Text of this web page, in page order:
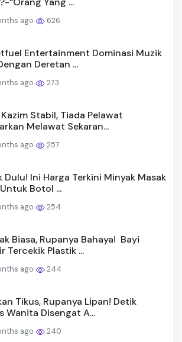
ago 626
Entertainment Dominasi Muzik
Deretan ...
ago 273
Stabil, Tiada Pelawat
Melawat Sekaran...
ago 257
Dulu! Ini Harga Terkini Minyak Masak
Botol ...
ago 254
Biasa, Rupanya Bahaya! Bayi
Tercekik Plastik ...
ago 244
Tikus, Rupanya Lipan! Detik
Wanita Disengat A...
ago 240